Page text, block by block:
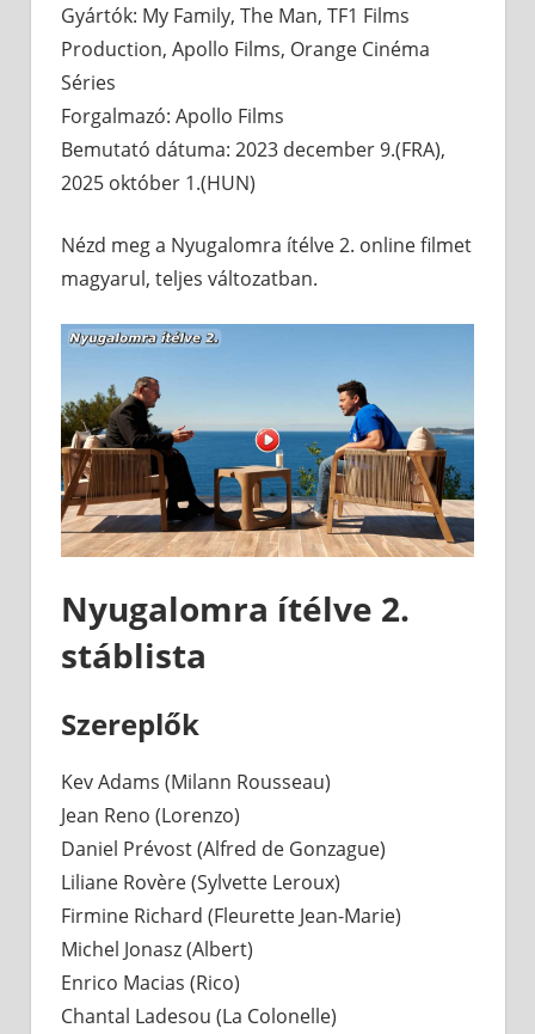
Gyártók: My Family, The Man, TF1 Films
Production, Apollo Films, Orange Cinéma
Séries
Forgalmazó: Apollo Films
Bemutató dátuma: 2023 december 9.(FRA),
2025 október 1.(HUN)
Nézd meg a Nyugalomra ítélve 2. online filmet
magyarul, teljes változatban.
Nyugalomra ítélve 2.
stáblista
Szereplők
Kev Adams (Milann Rousseau)
Jean Reno (Lorenzo)
Daniel Prévost (Alfred de Gonzague)
Liliane Rovère (Sylvette Leroux)
Firmine Richard (Fleurette Jean-Marie)
Michel Jonasz (Albert)
Enrico Macias (Rico)
Chantal Ladesou (La Colonelle)